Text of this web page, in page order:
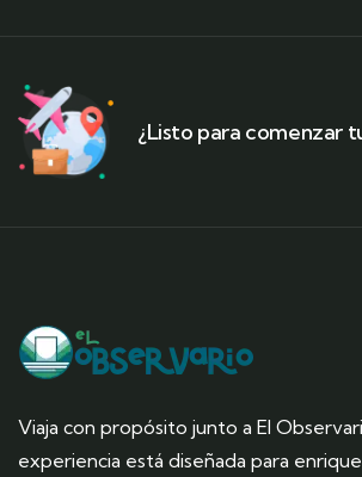
¿Listo para comenzar
Viaja con propósito junto a El
experiencia está diseñada para